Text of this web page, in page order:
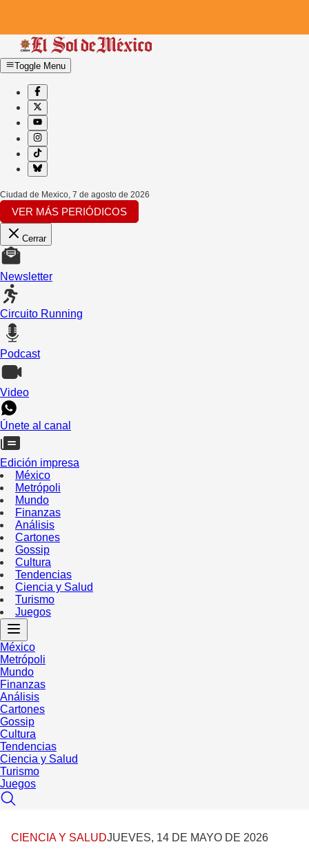
Toggle Menu
Ciudad de Mexico, 7 de agosto de 2026
VER MÁS PERIÓDICOS
Cerrar
Newsletter
Circuito Running
Podcast
Video
Únete al canal
Edición impresa
México
Metrópoli
Mundo
Finanzas
Análisis
Cartones
Gossip
Cultura
Tendencias
Ciencia y Salud
Turismo
Juegos
México
Metrópoli
Mundo
Finanzas
Análisis
Cartones
Gossip
Cultura
Tendencias
Ciencia y Salud
Turismo
Juegos
CIENCIA Y SALUDJUEVES, 14 DE MAYO DE 2026